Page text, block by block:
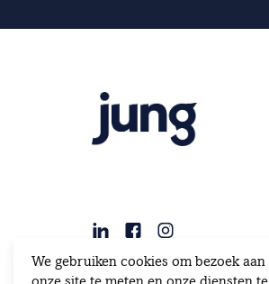
We gebruiken cookies om bezoek aan